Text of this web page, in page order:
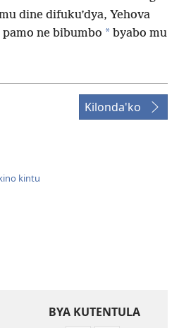
dine difuku’dya, Yehova
ne bibumbo * byabo mu
Kilonda'ko
kintu
BYA KUTENTULA